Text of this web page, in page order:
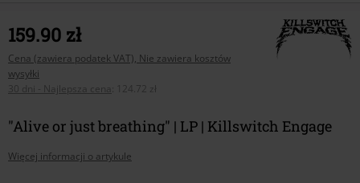
159.90 zł
Cena (zawiera podatek VAT), Nie zawiera kosztów
wysyłki
30 dni - Najlepsza cena
124.72 zł
"Alive or just breathing" | LP | Killswitch Engage
Więcej informacji o artykule